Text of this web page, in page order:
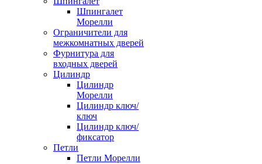
Шпингалет
Морелли
Ограничители для
межкомнатных дверей
Фурнитура для
входных дверей
Цилиндр
Цилиндр
Морелли
Цилиндр ключ/
ключ
Цилиндр ключ/
фиксатор
Петли
Петли Морелли